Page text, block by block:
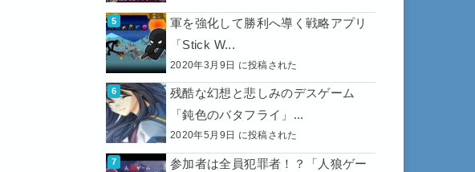
軍を強化して勝利へ導く戦略アプリ
「Stick W...
2020年3月9日 に投稿された
残酷な幻想と悲しみのデスゲーム
「鈍色のバタフライ」...
2020年5月9日 に投稿された
参加者は全員犯罪者！？「人狼ゲー